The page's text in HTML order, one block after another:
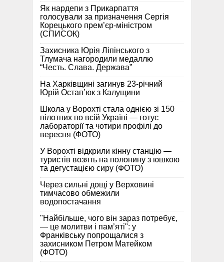
Як нардепи з Прикарпаття
голосували за призначення Сергія
Корецького прем’єр-міністром
(СПИСОК)
Захисника Юрія Ліпінського з
Тлумача нагородили медаллю
“Честь. Слава. Держава”
На Харківщині загинув 23-річний
Юрій Остап’юк з Калущини
Школа у Ворохті стала однією зі 150
пілотних по всій Україні — готує
лабораторії та чотири профілі до
вересня (ФОТО)
У Ворохті відкрили кінну станцію —
туристів возять на полонину з юшкою
та дегустацією сиру (ФОТО)
Через сильні дощі у Верховині
тимчасово обмежили
водопостачання
"Найбільше, чого він зараз потребує,
— це молитви і пам’яті": у
Франківську попрощалися з
захисником Петром Матейком
(ФОТО)